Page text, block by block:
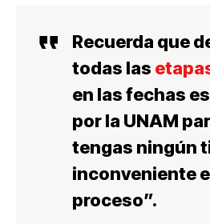
Recuerda que d
todas las
en las fechas
por la UNAM
tengas ningún
inconveniente
proceso”.